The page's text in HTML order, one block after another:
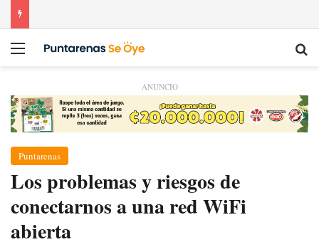
Menú
ANUNCIO
Puntarenas
Los problemas y riesgos de
conectarnos a una red WiFi
abierta